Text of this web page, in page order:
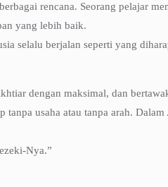
rencana. Seorang pelajar
yang lebih baik.
selalu berjalan seperti yang
dengan maksimal, dan
usaha atau tanpa arah.
Nya.”